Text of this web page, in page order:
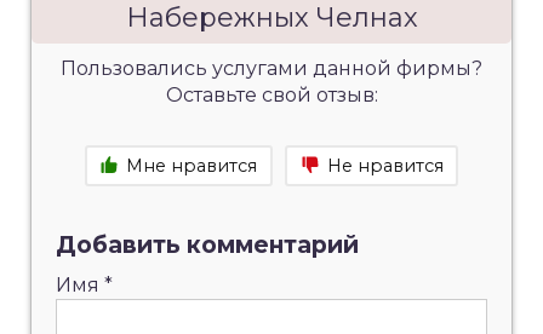
Набережных Челнах
Пользовались услугами данной фирмы?
Оставьте свой отзыв:
Мне нравится Не нравится
Добавить комментарий
Имя *